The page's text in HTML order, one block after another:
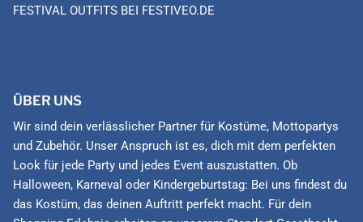
FESTIVAL OUTFITS BEI FESTIVEO.DE
ÜBER UNS
Wir sind dein verlässlicher Partner für Kostüme, Mottopartys
und Zubehör. Unser Anspruch ist es, dich mit dem perfekten
Look für jede Party und jedes Event auszustatten. Ob
Halloween, Karneval oder Kindergeburtstag: Bei uns findest du
das Kostüm, das deinen Auftritt perfekt macht. Für dein